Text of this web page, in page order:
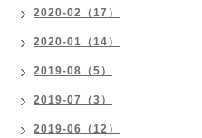
2020-02（17）
2020-01（14）
2019-08（5）
2019-07（3）
2019-06（12）